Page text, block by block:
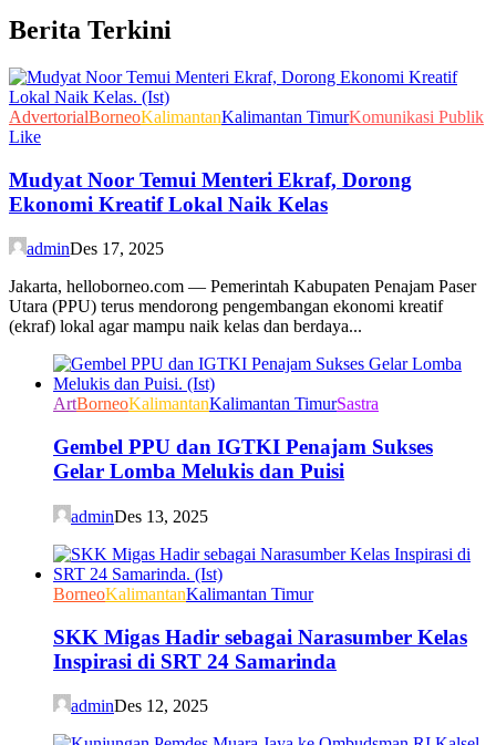
Berita Terkini
AdvertorialBorneoKalimantanKalimantan TimurKomunikasi Publik
Like
Mudyat Noor Temui Menteri Ekraf, Dorong
Ekonomi Kreatif Lokal Naik Kelas
adminDes 17, 2025
Jakarta, helloborneo.com — Pemerintah Kabupaten Penajam Paser
Utara (PPU) terus mendorong pengembangan ekonomi kreatif
(ekraf) lokal agar mampu naik kelas dan berdaya...
ArtBorneoKalimantanKalimantan TimurSastra
Gembel PPU dan IGTKI Penajam Sukses
Gelar Lomba Melukis dan Puisi
adminDes 13, 2025
BorneoKalimantanKalimantan Timur
SKK Migas Hadir sebagai Narasumber Kelas
Inspirasi di SRT 24 Samarinda
adminDes 12, 2025